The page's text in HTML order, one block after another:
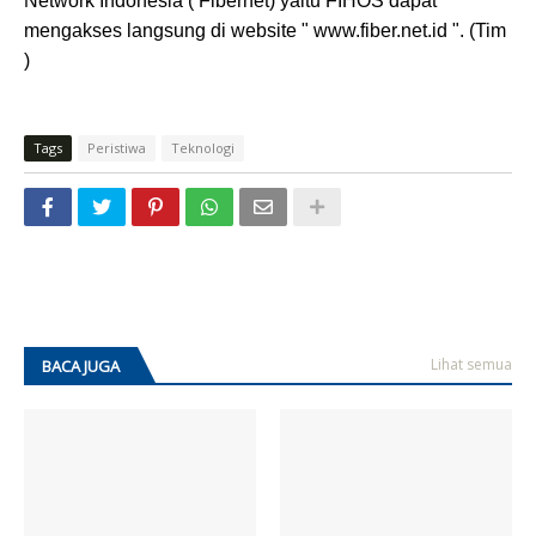
mengakses langsung di website " www.fiber.net.id ". (Tim
)
Tags Peristiwa Teknologi
BACA JUGA Lihat semua